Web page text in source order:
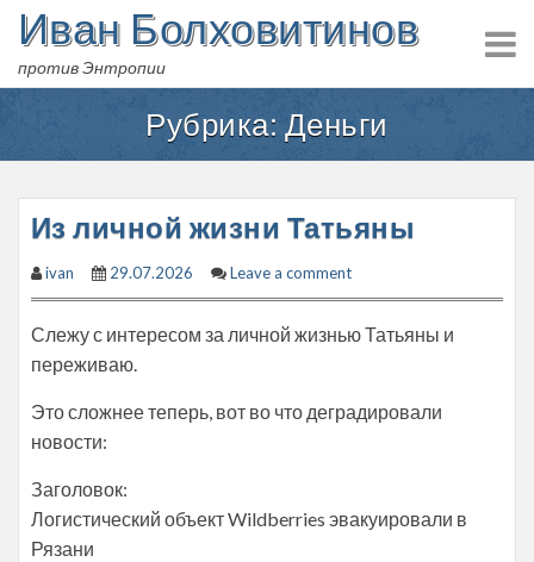
Skip
content
Иван Болховитинов
против Энтропии
Рубрика: Деньги
Из личной жизни Татьяны
ivan 29.07.2026 Leave a comment
Слежу с интересом за личной жизнью Татьяны и
переживаю.
Это сложнее теперь, вот во что деградировали
новости:
Заголовок:
Логистический объект Wildberries эвакуировали в
Рязани